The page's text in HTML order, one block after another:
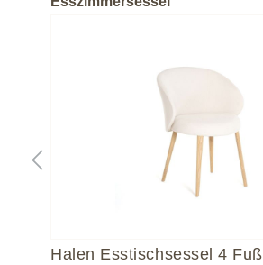
Halen Esstischsessel 4 Fuß